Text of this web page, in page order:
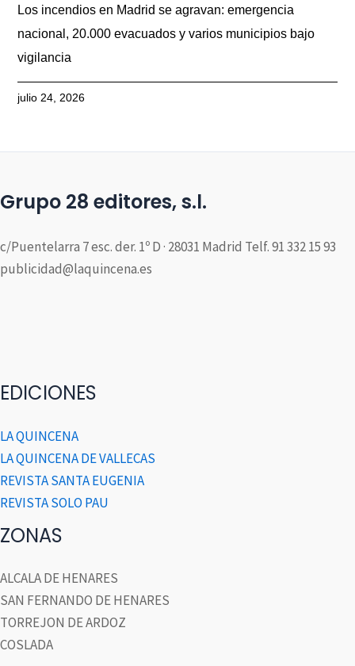
Los incendios en Madrid se agravan: emergencia
nacional, 20.000 evacuados y varios municipios bajo
vigilancia
julio 24, 2026
Grupo 28 editores, s.l.
c/Puentelarra 7 esc. der. 1º D · 28031 Madrid Telf. 91 332 15 93
publicidad@laquincena.es
EDICIONES
LA QUINCENA
LA QUINCENA DE VALLECAS
REVISTA SANTA EUGENIA
REVISTA SOLO PAU
ZONAS
ALCALA DE HENARES
SAN FERNANDO DE HENARES
TORREJON DE ARDOZ
COSLADA